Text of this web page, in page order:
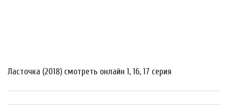
Ласточка (2018) смотреть онлайн 1, 16, 17 серия